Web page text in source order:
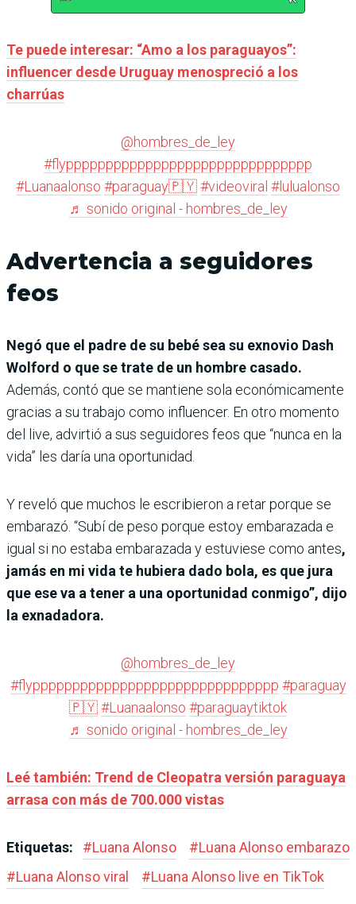
Te puede interesar: “Amo a los paraguayos”:
influencer desde Uruguay menospreció a los
charrúas
@hombres_de_ley
#flyppppppppppppppppppppppppppppppp
#Luanaalonso #paraguay🇵🇾#videoviral #lulualonso
♬ sonido original - hombres_de_ley
Advertencia a seguidores
feos
Negó que el padre de su bebé sea su exnovio Dash
Wolford o que se trate de un hombre casado.
Además, contó que se mantiene sola económicamente
gracias a su trabajo como influencer. En otro momento
del live, advirtió a sus seguidores feos que “nunca en la
vida” les daría una oportunidad.
Y reveló que muchos le escribieron a retar porque se
embarazó. “Subí de peso porque estoy embarazada e
igual si no estaba embarazada y estuviese como antes,
jamás en mi vida te hubiera dado bola, es que jura
que ese va a tener a una oportunidad conmigo”, dijo
la exnadadora.
@hombres_de_ley
#flyppppppppppppppppppppppppppppppp #paraguay
🇵🇾#Luanaalonso #paraguaytiktok
♬ sonido original - hombres_de_ley
Leé también: Trend de Cleopatra versión paraguaya
arrasa con más de 700.000 vistas
Etiquetas: #Luana Alonso #Luana Alonso embarazo
#Luana Alonso viral #Luana Alonso live en TikTok